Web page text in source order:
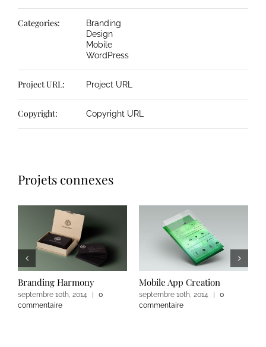
Categories:
Branding
Design
Mobile
WordPress
Project URL: Project URL
Copyright: Copyright URL
Projets connexes
Branding Harmony
septembre 10th, 2014
0
commentaire
Mobile App Creation
septembre 10th, 2014
0
commentaire